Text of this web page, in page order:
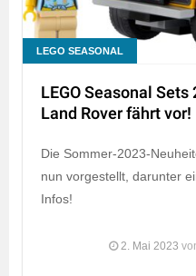
LEGO SEASONAL
LEGO Seasonal
Land Rover fährt vor!
Die Sommer-2023-
nun vorgestellt, darunter
Infos!
2. Mai 2023